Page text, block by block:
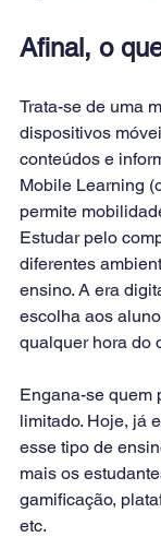
Afinal, o
Trata-se de uma
dispositivos
conteúdos e
Mobile Learning
permite
Estudar pelo
diferentes
ensino. A era
escolha aos
qualquer hora do
Engana-se quem
limitado. Hoje, já
esse tipo de
mais os
gamificação,
etc.